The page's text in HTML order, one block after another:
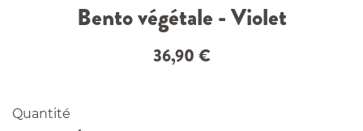
Bento végétale - Violet
36,90 €
Quantité